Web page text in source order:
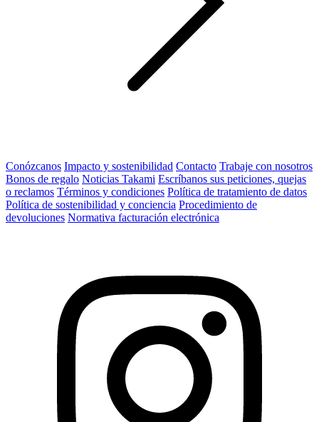
Conózcanos Impacto y sostenibilidad Contacto Trabaje con nosotros
Bonos de regalo Noticias Takami Escríbanos sus peticiones, quejas
o reclamos Términos y condiciones Política de tratamiento de datos
Política de sostenibilidad y conciencia Procedimiento de
devoluciones Normativa facturación electrónica